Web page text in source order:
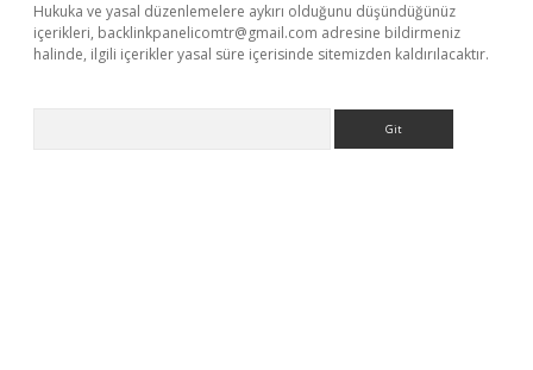
Hukuka ve yasal düzenlemelere aykırı olduğunu düşündüğünüz
içerikleri, backlinkpanelicomtr@gmail.com adresine bildirmeniz
halinde, ilgili içerikler yasal süre içerisinde sitemizden kaldırılacaktır.